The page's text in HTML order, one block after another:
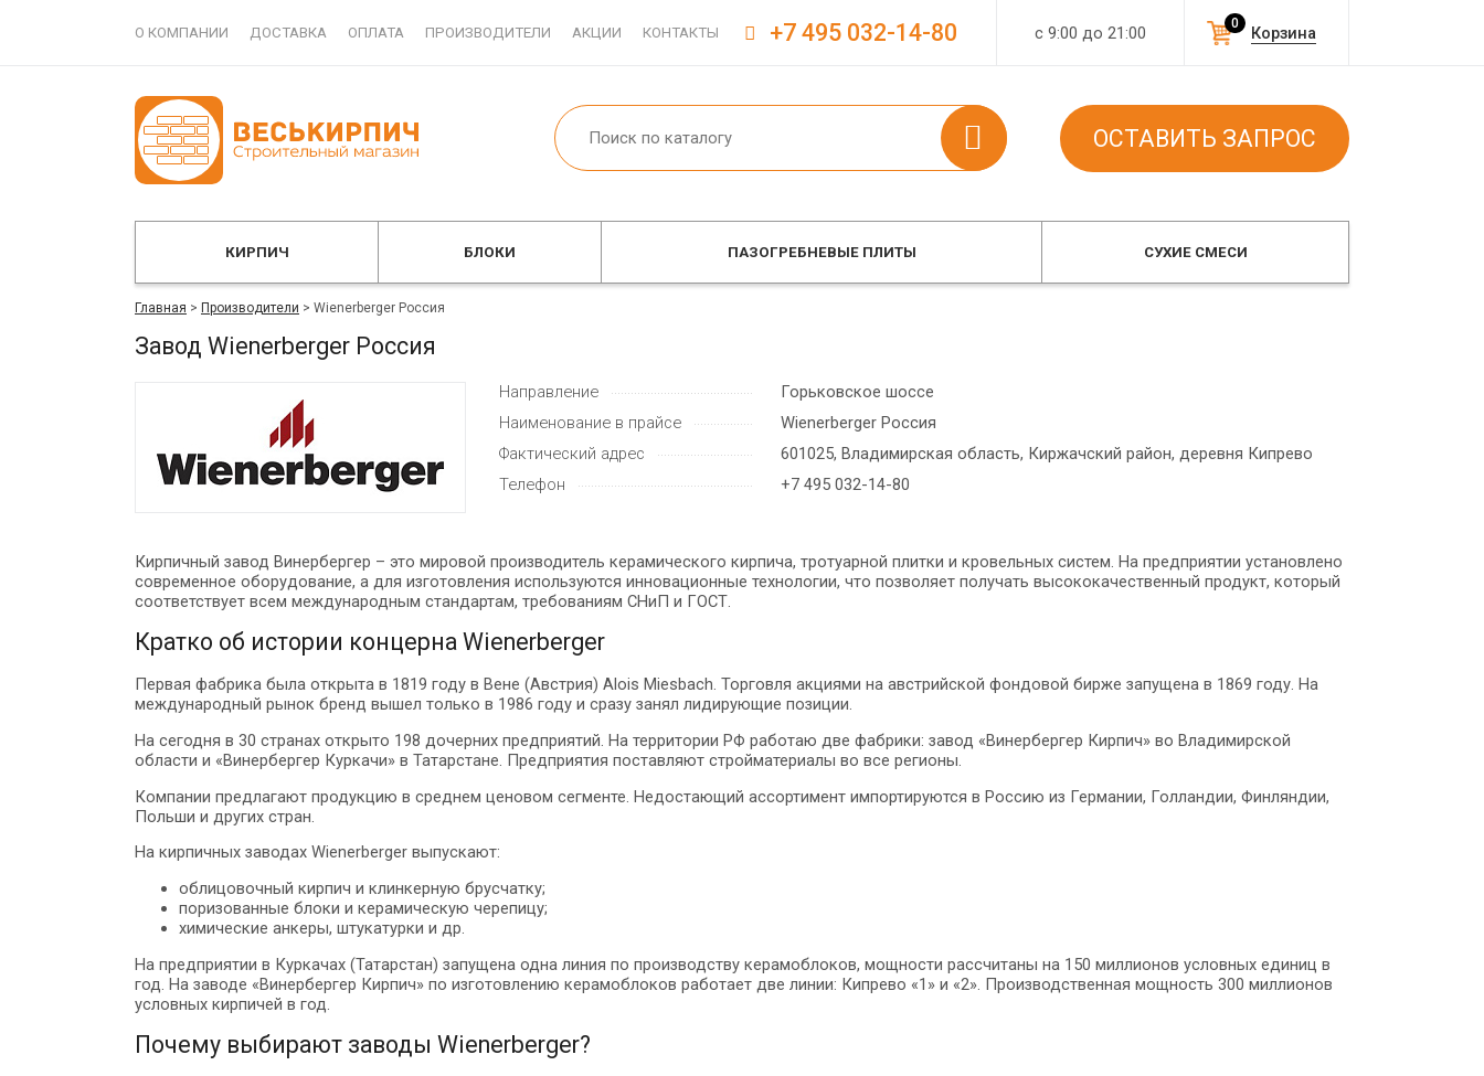
О КОМПАНИИ ДОСТАВКА ОПЛАТА ПРОИЗВОДИТЕЛИ АКЦИИ КОНТАКТЫ с 9:00 до 21:00 Корзина
0
+7 495 032-14-80
ОСТАВИТЬ ЗАПРОС
КИРПИЧ БЛОКИ ПАЗОГРЕБНЕВЫЕ ПЛИТЫ СУХИЕ СМЕСИ
Главная > Производители > Wienerberger Россия
Завод Wienerberger Россия
Направление
Горьковское шоссе
Наименование в прайсе
Wienerberger Россия
Фактический адрес
601025, Владимирская область, Киржачский район, деревня Кипрево
Телефон
+7 495 032-14-80
Кирпичный завод Винербергер – это мировой производитель керамического кирпича, тротуарной плитки и кровельных систем. На предприятии установлено
современное оборудование, а для изготовления используются инновационные технологии, что позволяет получать высококачественный продукт, который
соответствует всем международным стандартам, требованиям СНиП и ГОСТ.
Кратко об истории концерна Wienerberger
Первая фабрика была открыта в 1819 году в Вене (Австрия) Alois Miesbach. Торговля акциями на австрийской фондовой бирже запущена в 1869 году. На
международный рынок бренд вышел только в 1986 году и сразу занял лидирующие позиции.
На сегодня в 30 странах открыто 198 дочерних предприятий. На территории РФ работаю две фабрики: завод «Винербергер Кирпич» во Владимирской
области и «Винербергер Куркачи» в Татарстане. Предприятия поставляют стройматериалы во все регионы.
Компании предлагают продукцию в среднем ценовом сегменте. Недостающий ассортимент импортируются в Россию из Германии, Голландии, Финляндии,
Польши и других стран.
На кирпичных заводах Wienerberger выпускают:
облицовочный кирпич и клинкерную брусчатку;
поризованные блоки и керамическую черепицу;
химические анкеры, штукатурки и др.
На предприятии в Куркачах (Татарстан) запущена одна линия по производству керамоблоков, мощности рассчитаны на 150 миллионов условных единиц в
год. На заводе «Винербергер Кирпич» по изготовлению керамоблоков работает две линии: Кипрево «1» и «2». Производственная мощность 300 миллионов
условных кирпичей в год.
Почему выбирают заводы Wienerberger?